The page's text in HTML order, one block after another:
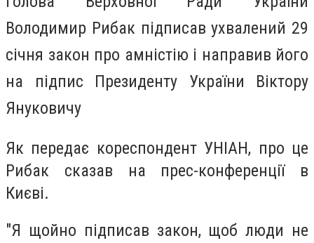
Володимир Рибак підписав ухвалений 29
січня закон про амністію і направив його
на підпис Президенту України Віктору
Януковичу
Як передає кореспондент УНІАН, про це
Рибак сказав на прес-конференції в
Києві.
"Я щойно підписав закон, щоб люди не